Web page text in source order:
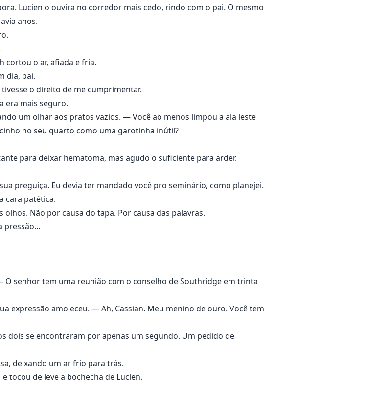
e tudo o que Zayn achava que sabia:
proibido… e aterrorizante.
Lucien o ouvira no corredor mais cedo, rindo com o pai. O mesmo
anos.
cortou o ar, afiada e fria.
dia, pai.
o direito de me cumprimentar.
era mais seguro.
um olhar aos pratos vazios. — Você ao menos limpou a ala leste
no seu quarto como uma garotinha inútil?
para deixar hematoma, mas agudo o suficiente para arder.
preguiça. Eu devia ter mandado você pro seminário, como planejei.
cara patética.
Não por causa do tapa. Por causa das palavras.
pressão…
senhor tem uma reunião com o conselho de Southridge em trinta
expressão amoleceu. — Ah, Cassian. Meu menino de ouro. Você tem
dois se encontraram por apenas um segundo. Um pedido de
deixando um ar frio para trás.
tocou de leve a bochecha de Lucien.